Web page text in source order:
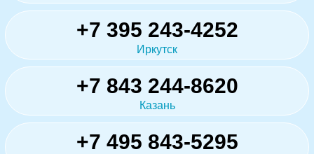
+7 395 243-4252
Иркутск
+7 843 244-8620
Казань
+7 495 843-5295